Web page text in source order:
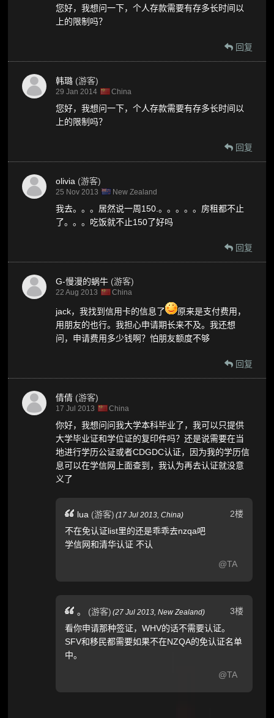
您好，我想问一下，个人存款需要有存多长时间以
上的限制吗？
回复
韩璐 (游客)
29 Jan 2014 China
您好，我想问一下，个人存款需要有存多长时间以
上的限制吗？
回复
olivia (游客)
25 Nov 2013 New Zealand
我去。。。居然说一周150.。。。。。房租都不止
了。。。吃饭就不止150了好吗
回复
G-慢漫的蜗牛 (游客)
22 Aug 2013 China
jack，我找到信用卡的信息了
原来是支付费用，
用朋友的也行。我担心申请期长来不及。我还想
问，申请费用多少钱啊？怕朋友额度不够
回复
倩倩 (游客)
17 Jul 2013 China
你好，我想问问我大学本科毕业了，我可以只提供
大学毕业证和学位证的复印件吗？还是说需要在当
地进行学历公证或者CDGDC认证，因为我的学历信
息可以在学信网上面查到，我认为再去认证就没意
义了
2楼
lua (游客) (17 Jul 2013,China)
不在免认证list里的还是乖乖去nzqa吧
学信网和清华认证 不认
@TA
3楼
。 (游客) (27 Jul 2013,New Zealand)
看你申请那种签证，WHV的话不需要认证。
SFV和移民都需要如果不在NZQA的免认证名单
中。
@TA